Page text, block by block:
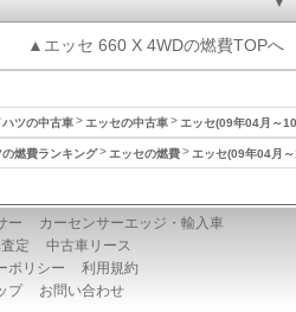
▲エッセ 660 X 4WDの燃費TOPへ
ハツの中古車 エッセの中古車 エッセ(09年04月～
の燃費ランキング エッセの燃費 エッセ(09年04月
ー
カーセンサーエッジ・輸入車
定
中古車リース
ポリシー
利用規約
プ
お問い合わせ